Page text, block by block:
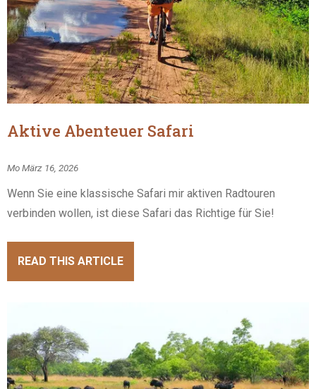
Aktive Abenteuer Safari
Mo März 16, 2026
Wenn Sie eine klassische Safari mir aktiven Radtouren
verbinden wollen, ist diese Safari das Richtige für Sie!
READ THIS ARTICLE